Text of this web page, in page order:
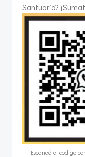
Santuario?
Escaneá el código